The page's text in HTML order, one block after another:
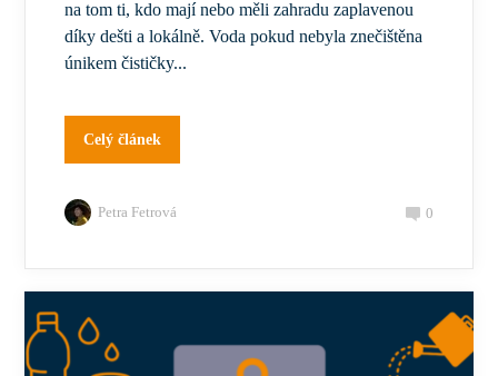
na tom ti, kdo mají nebo měli zahradu zaplavenou
díky dešti a lokálně. Voda pokud nebyla znečištěna
únikem čističky...
Celý článek
Petra Fetrová 0